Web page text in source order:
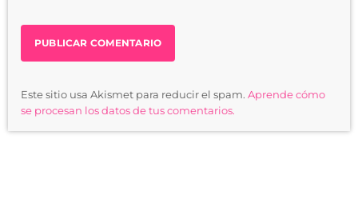
Este sitio usa Akismet para reducir el spam. Aprende cómo
se procesan los datos de tus comentarios.